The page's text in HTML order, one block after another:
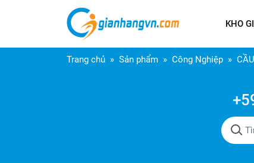
KHO
Trang chủ Sản phẩm Công Nghiệp